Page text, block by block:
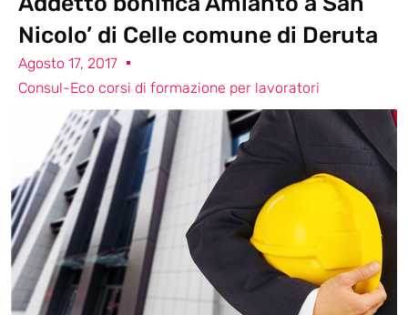
Nicolo’ di Celle comune di Deruta
Agosto 17, 2017
Consul-Eco corsi di formazione per lavoratori